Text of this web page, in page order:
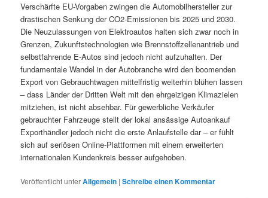
Verschärfte EU-Vorgaben zwingen die Automobilhersteller zur
drastischen Senkung der CO2-Emissionen bis 2025 und 2030.
Die Neuzulassungen von Elektroautos halten sich zwar noch in
Grenzen, Zukunftstechnologien wie Brennstoffzellenantrieb und
selbstfahrende E-Autos sind jedoch nicht aufzuhalten. Der
fundamentale Wandel in der Autobranche wird den boomenden
Export von Gebrauchtwagen mittelfristig weiterhin blühen lassen
– dass Länder der Dritten Welt mit den ehrgeizigen Klimazielen
mitziehen, ist nicht absehbar. Für gewerbliche Verkäufer
gebrauchter Fahrzeuge stellt der lokal ansässige Autoankauf
Exporthändler jedoch nicht die erste Anlaufstelle dar – er fühlt
sich auf seriösen Online-Plattformen mit einem erweiterten
internationalen Kundenkreis besser aufgehoben.
Veröffentlicht unterAllgemein |Schreibe einen Kommentar